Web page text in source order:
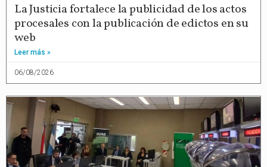
La Justicia fortalece la publicidad de los actos
procesales con la publicación de edictos en su
web
Leer más »
06/08/2026